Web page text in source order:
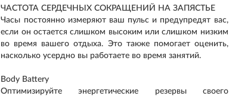
ЧАСТОТА СЕРДЕЧНЫХ СОКРАЩЕНИЙ НА ЗАПЯСТЬЕ
Часы постоянно измеряют ваш пульс и предупредят вас,
если он остается слишком высоким или слишком низким
во время вашего отдыха. Это также помогает оценить,
насколько усердно вы работаете во время занятий.
Body Battery
Оптимизируйте энергетические резервы своего